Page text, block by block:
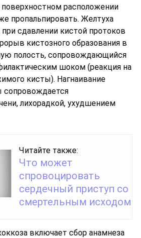
расположении
пропальпировать. Желтуха
сдавлении кистой протоков
кистозного образования в
полость, сопровождающийся
шоком (реакция на
кисты). Нагнаивание
сопровождается
лихорадкой, ухудшением
Читайте также:
Что может
спровоцировать
сердечный приступ со
смертельным исходом
включает сбор анамнеза